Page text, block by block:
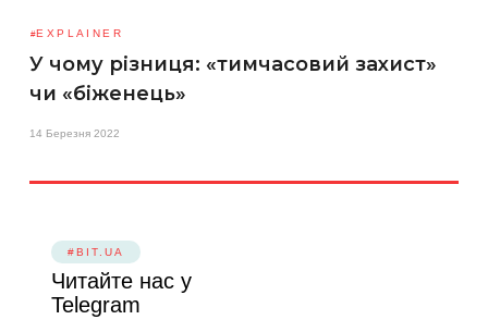
EXPLAINER
У чому різниця: «тимчасовий захист»
чи «біженець»
14 Березня 2022
#BIT.UA
Читайте нас у
Telegram